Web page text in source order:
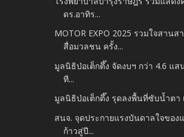
ดร.อาทิร...
MOTOR EXPO 2025 รวมใจสาน
สื่อมวลชน ครั้ง...
มูลนิธิป่อเต็กตึ๊ง จัดงบฯ กว่า 4.6 แ
ที...
มูลนิธิป่อเต็กตึ๊ง รุดลงพื้นที่ซับน้ำตา
สนจ. จุดประกายแรงบันดาลใจของ
ก้าวสู่ปี...